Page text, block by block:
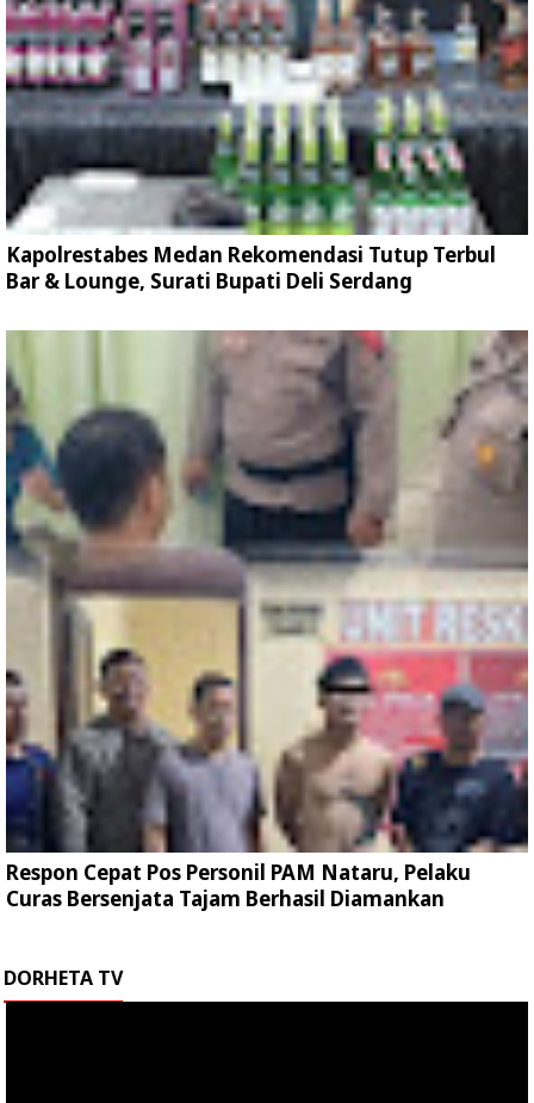
Kapolrestabes Medan Rekomendasi Tutup Terbul
Bar & Lounge, Surati Bupati Deli Serdang
Respon Cepat Pos Personil PAM Nataru, Pelaku
Curas Bersenjata Tajam Berhasil Diamankan
DORHETA TV